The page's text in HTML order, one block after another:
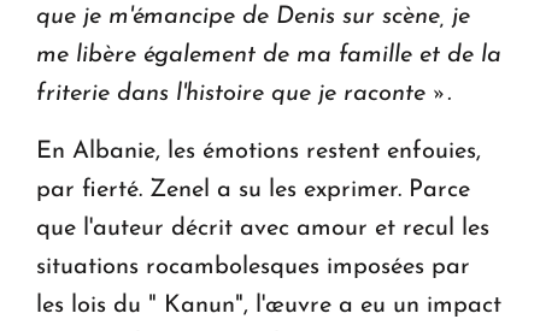
que je m'émancipe de Denis sur scène, je
me libère également de ma famille et de la
friterie dans l'histoire que je raconte ».
En Albanie, les émotions restent enfouies,
par fierté. Zenel a su les exprimer. Parce
que l'auteur décrit avec amour et recul les
situations rocambolesques imposées par
les lois du " Kanun", l'œuvre a eu un impact